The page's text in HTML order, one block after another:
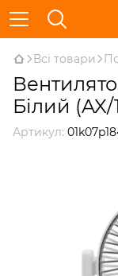
Всі товари
Білий (AX/
Артикул: